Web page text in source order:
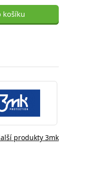
košíku
produkty 3mk